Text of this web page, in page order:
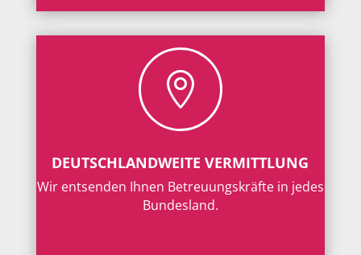

DEUTSCHLANDWEITE VERMITTLUNG
Wir entsenden Ihnen Betreuungskräfte in jedes
Bundesland.